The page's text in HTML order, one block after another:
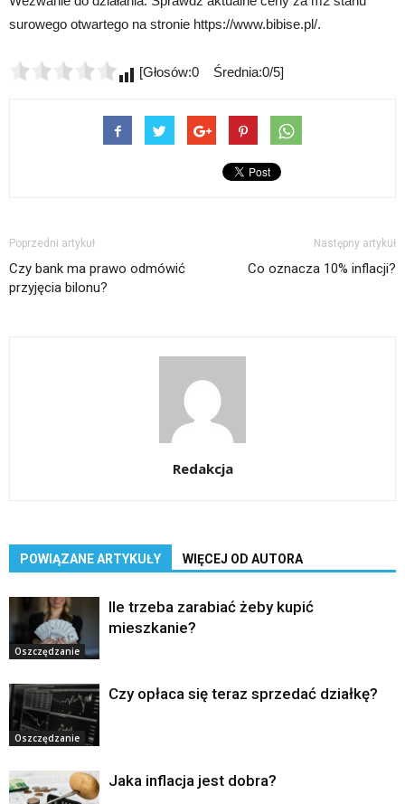
surowego otwartego na stronie https://www.bibise.pl/.
[Głosów:0 Średnia:0/5]
Poprzedni artykuł
Czy bank ma prawo odmówić
przyjęcia bilonu?
Następny artykuł
Co oznacza 10% inflacji?
Redakcja
POWIĄZANE ARTYKUŁY WIĘCEJ OD AUTORA
Oszczędzanie
Ile trzeba zarabiać żeby kupić
mieszkanie?
Oszczędzanie
Czy opłaca się teraz sprzedać działkę?
Jaka inflacja jest dobra?